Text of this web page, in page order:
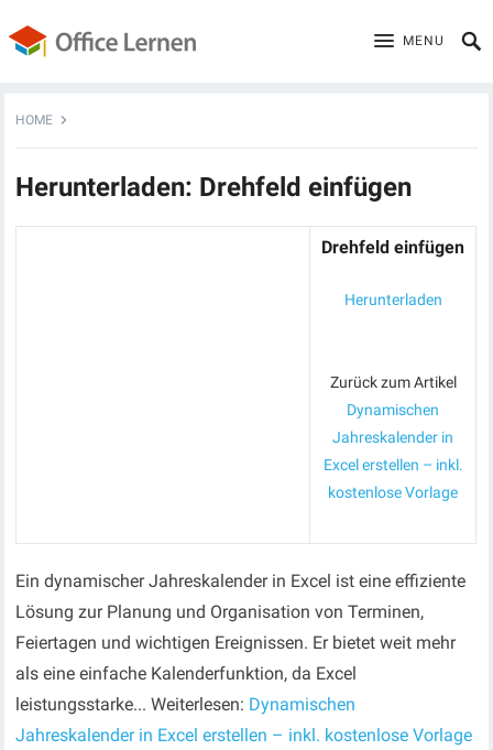
MENU
HOME
Herunterladen: Drehfeld einfügen
Drehfeld einfügen
Herunterladen
Zurück zum Artikel
Dynamischen
Jahreskalender in
Excel erstellen – inkl.
kostenlose Vorlage
Ein dynamischer Jahreskalender in Excel ist eine effiziente
Lösung zur Planung und Organisation von Terminen,
Feiertagen und wichtigen Ereignissen. Er bietet weit mehr
als eine einfache Kalenderfunktion, da Excel
leistungsstarke... Weiterlesen: Dynamischen
Jahreskalender in Excel erstellen – inkl. kostenlose Vorlage